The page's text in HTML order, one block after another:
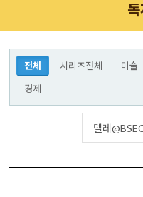
전체 시리즈전체 미술
경제